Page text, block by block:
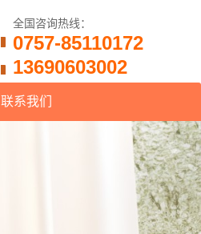
全国咨询热线：
0757-85110172
13690603002
联系我们